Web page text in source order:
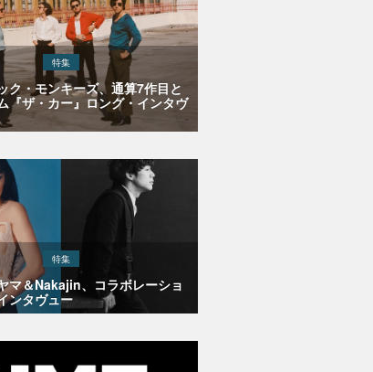
特集
ク・モンキーズ、通算7作目と
『ザ・カー』ロング・インタヴ
特集
マ＆Nakajin、コラボレーショ
ンタヴュー